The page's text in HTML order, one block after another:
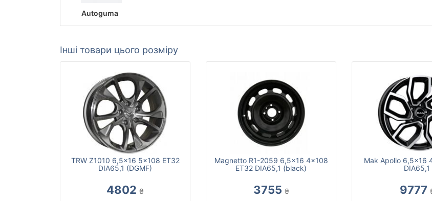
Autoguma
Інші товари цього розміру
TRW Z1010 6,5x16 5x108 ET32
DIA65,1 (DGMF)
4802 ₴
Magnetto R1-2059 6,5x16 4x108
ET32 DIA65,1 (black)
3755 ₴
Mak Apollo 6,5x16
DIA65,1
9777